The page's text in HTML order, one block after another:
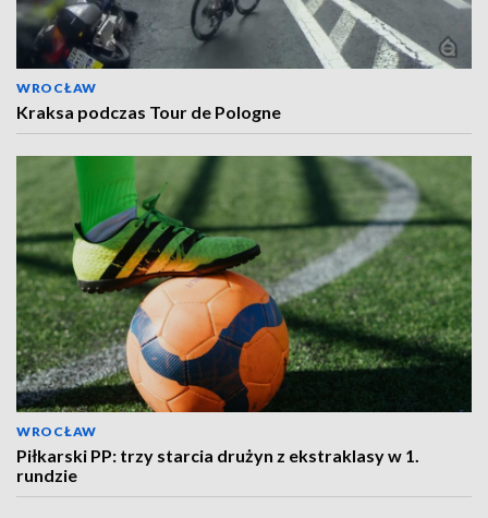
WROCŁAW
Kraksa podczas Tour de Pologne
WROCŁAW
Piłkarski PP: trzy starcia drużyn z ekstraklasy w 1.
rundzie